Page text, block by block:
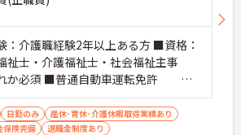
：介護職経験2年以上ある方 ■資格：
祉士・介護福祉士・社会福祉主事
か必須 ■普通自動車運転免許 必
日勤のみ
産休･育休･介護休暇取得実績あり
保険完備 退職金制度あり